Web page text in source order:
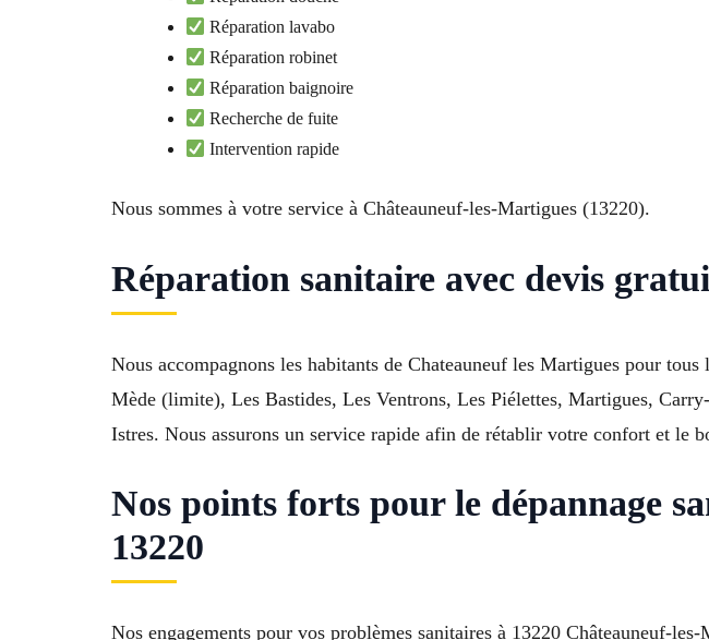
Réparation lavabo
Réparation robinet
Réparation baignoire
Recherche de fuite
Intervention rapide
Nous sommes à votre service à Châteauneuf-les-Martigues (13220).
Réparation sanitaire avec devis
Nous accompagnons les habitants de Chateauneuf les Martigues pour
Mède (limite), Les Bastides, Les Ventrons, Les Piélettes, Martigues,
Istres. Nous assurons un service rapide afin de rétablir votre confort et le
Nos points forts pour le dépannage
13220
Nos engagements pour vos problèmes sanitaires à 13220 Châteauneuf-les-